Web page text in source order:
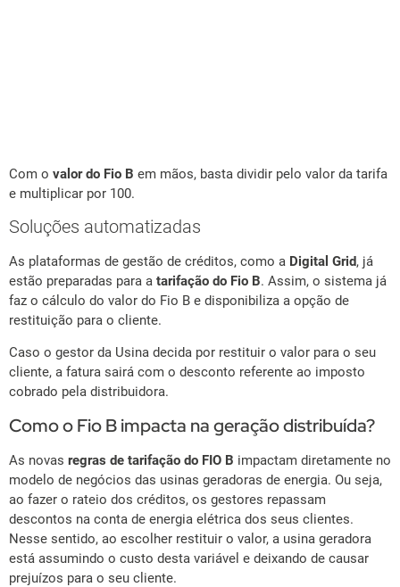
Com o valor do Fio B em mãos, basta dividir pelo valor da tarifa
e multiplicar por 100.
Soluções automatizadas
As plataformas de gestão de créditos, como a Digital Grid, já
estão preparadas para a tarifação do Fio B. Assim, o sistema já
faz o cálculo do valor do Fio B e disponibiliza a opção de
restituição para o cliente.
Caso o gestor da Usina decida por restituir o valor para o seu
cliente, a fatura sairá com o desconto referente ao imposto
cobrado pela distribuidora.
Como o Fio B impacta na geração distribuída?
As novas regras de tarifação do FIO B impactam diretamente no
modelo de negócios das usinas geradoras de energia. Ou seja,
ao fazer o rateio dos créditos, os gestores repassam
descontos na conta de energia elétrica dos seus clientes.
Nesse sentido, ao escolher restituir o valor, a usina geradora
está assumindo o custo desta variável e deixando de causar
prejuízos para o seu cliente.